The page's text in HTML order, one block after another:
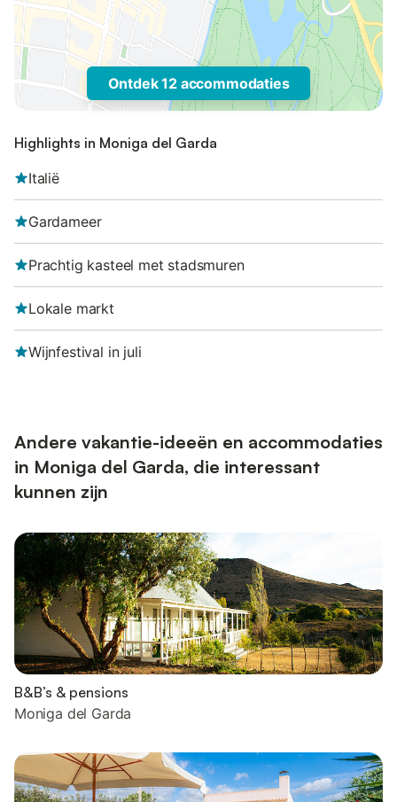
Ontdek 12 accommodaties
Highlights in Moniga del Garda
Italië
Gardameer
Prachtig kasteel met stadsmuren
Lokale markt
Wijnfestival in juli
Andere vakantie-ideeën en accommodaties
in Moniga del Garda, die interessant
kunnen zijn
B&B’s & pensions
Moniga del Garda